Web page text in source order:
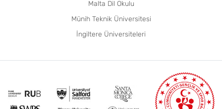
Malta Dil Okulu
Münih Teknik Üniversitesi
İngiltere Üniversiteleri